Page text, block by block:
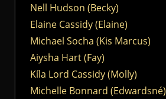
Nell Hudson (Becky)
Elaine Cassidy (Elaine)
Michael Socha (Kis Marcus)
Aiysha Hart (Fay)
Kíla Lord Cassidy (Molly)
Michelle Bonnard (Edwardsné)